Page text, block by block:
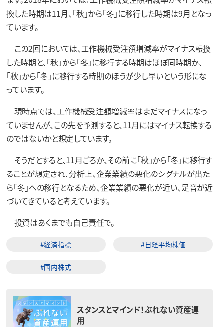
換した時期は11月、「秋」から「冬」に移行した時期は9月となっ
ています。
この2回においては、工作機械受注額増減率がマイナス転換
した時期と、「秋」から「冬」に移行する時期はほぼ同時期か、
「秋」から「冬」に移行する時期のほうが少し早いという形にな
っています。
現時点では、工作機械受注額増減率はまだマイナスになっ
ていませんが、この先を予測すると、11月にはマイナス転換する
のではないかと想定しています。
そうだとすると、11月ごろか、その前に「秋」から「冬」に移行す
ることが想定され、分析上、企業業績の悪化のシグナルが出た
ら「冬」への移行となるため、企業業績の悪化が近い、足音が近
づいてきていると考えています。
投資はあくまでも自己責任で。
#経済指標 #日経平均株価
#国内株式
スタンスとマインド！ぶれない資産運
用